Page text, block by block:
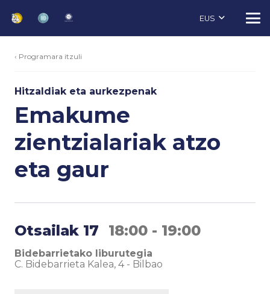
EUS
‹ Programara itzuli
Hitzaldiak eta aurkezpenak
Emakume
zientzialariak atzo
eta gaur
Otsailak 17 18:00 - 19:00
Bidebarrietako liburutegia
C. Bidebarrieta Kalea, 4- Bilbao